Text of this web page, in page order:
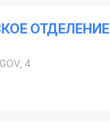
ОТДЕЛЕНИЕ
, 4